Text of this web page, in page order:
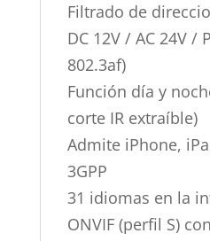
Filtrado de
DC 12V / AC 24V /
802.3af)
Función día y
corte IR extraíble)
Admite iPhone,
3GPP
31 idiomas en la
ONVIF (perfil S)